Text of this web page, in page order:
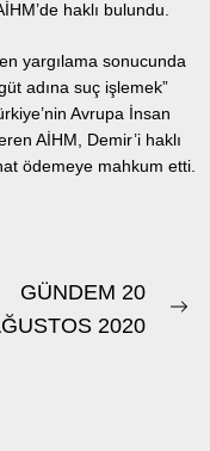
haklı bulundu.
yargılama sonucunda
adına suç işlemek”
Avrupa İnsan
AİHM, Demir’i haklı
ödemeye mahkum etti.
GÜNDEM 20
2020